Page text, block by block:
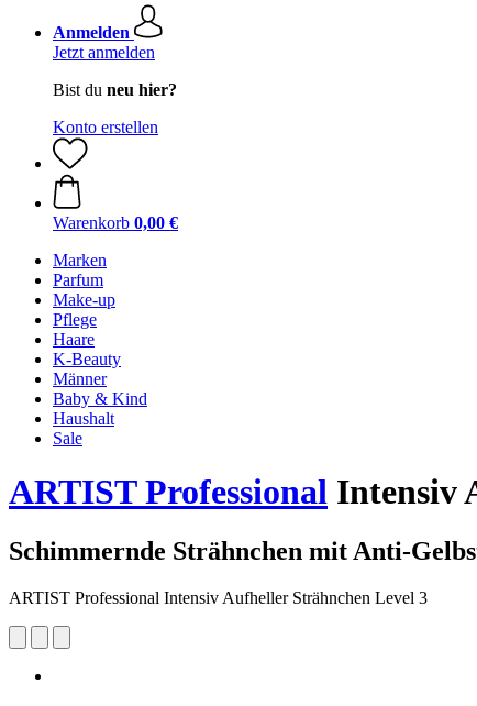
Anmelden
Jetzt anmelden
Bist du neu hier?
Konto erstellen
Warenkorb 0,00 €
Marken
Parfum
Make-up
Pflege
Haare
K-Beauty
Männer
Baby & Kind
Haushalt
Sale
ARTIST Professional Intensiv
Schimmernde Strähnchen mit Anti-
ARTIST Professional Intensiv Aufheller Strähnchen Level 3